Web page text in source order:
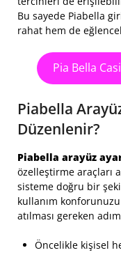
Bu sayede Piabella
rahat hem de
Pia Bella
Piabella
Düzenlenir?
Piabella arayüz
özelleştirme araçları
sisteme doğru bir
kullanım
atılması gereken
Öncelikle kişisel